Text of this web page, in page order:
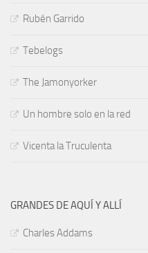
Rubén Garrido
Tebelogs
The Jamonyorker
Un hombre solo en la red
Vicenta la Truculenta
GRANDES DE AQUÍ Y ALLÍ
Charles Addams